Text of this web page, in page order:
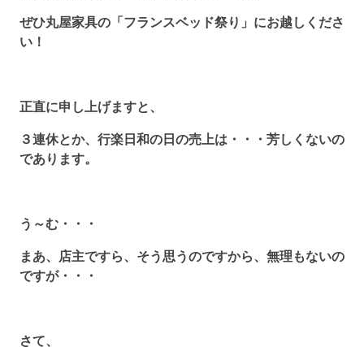
ぜひ丸屋家具の「フランスベッド祭り」にお越しくださ
い！
正直に申し上げますと、
３連休とか、行楽日和の日の売上は・・・芳しくないの
であります。
う～む・・・
まあ、店主ですら、そう思うのですから、無理もないの
ですが・・・
さて、